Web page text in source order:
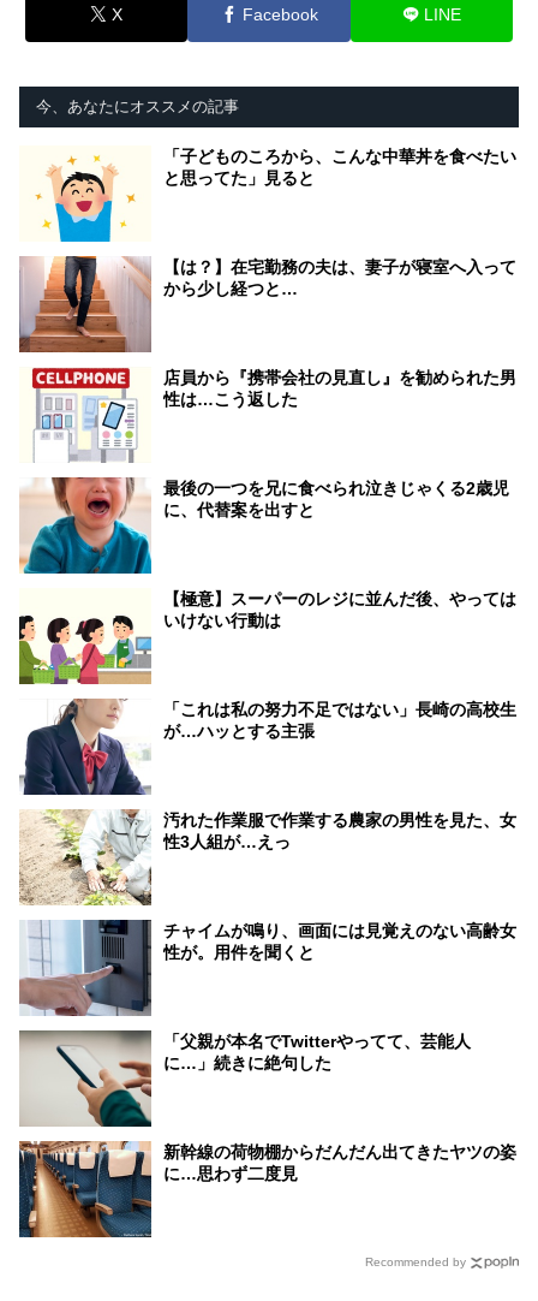
X Facebook LINE
今、あなたにオススメの記事
「子どものころから、こんな中華丼を食べたい
と思ってた」見ると
【は？】在宅勤務の夫は、妻子が寝室へ入って
から少し経つと…
店員から『携帯会社の見直し』を勧められた男
性は…こう返した
最後の一つを兄に食べられ泣きじゃくる2歳児
に、代替案を出すと
【極意】スーパーのレジに並んだ後、やっては
いけない行動は
「これは私の努力不足ではない」長崎の高校生
が…ハッとする主張
汚れた作業服で作業する農家の男性を見た、女
性3人組が…えっ
チャイムが鳴り、画面には見覚えのない高齢女
性が。用件を聞くと
「父親が本名でTwitterやってて、芸能人
に…」続きに絶句した
新幹線の荷物棚からだんだん出てきたヤツの姿
に…思わず二度見
Recommended by